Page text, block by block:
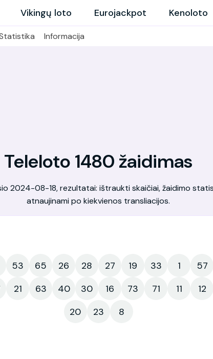
Vikingų loto Eurojackpot Kenoloto
Informacija
Teleloto 1480 žaidimas
2024-08-18, rezultatai: ištraukti skaičiai, žaidimo
atnaujinami po kiekvienos transliacijos.
53 65 26 28 27 19 33 1
57
21 63 40 30 16 73 71 11
12
20
23 8